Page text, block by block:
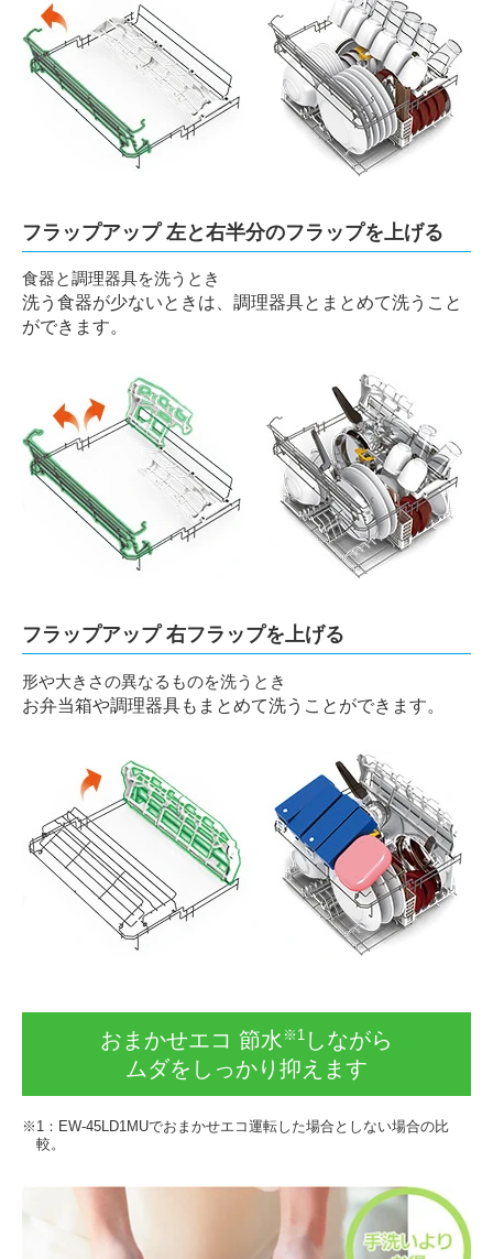
フラップアップ 左と右半分のフラップを上げる
食器と調理器具を洗うとき
洗う食器が少ないときは、調理器具とまとめて洗うこと
ができます。
フラップアップ 右フラップを上げる
形や大きさの異なるものを洗うとき
お弁当箱や調理器具もまとめて洗うことができます。
おまかせエコ 節水 ※1 しながら
ムダをしっかり抑えます
※1：EW-45LD1MUでおまかせエコ運転した場合としない場合の比
較。